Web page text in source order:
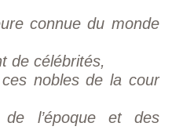
connue du monde
de célébrités,
nobles de la cour
de l’époque et des